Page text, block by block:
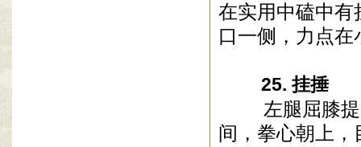
在实用中磕中有
口一侧，力点
25. 挂捶
左腿屈膝提起
间，拳心朝上